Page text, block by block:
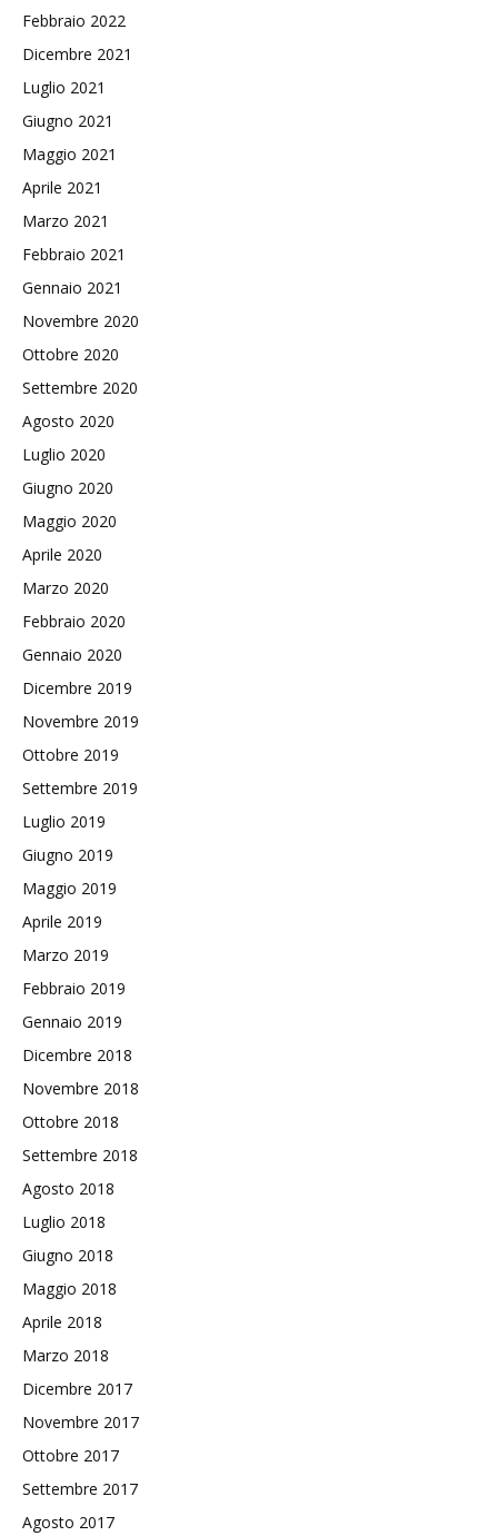
Febbraio 2022
Dicembre 2021
Luglio 2021
Giugno 2021
Maggio 2021
Aprile 2021
Marzo 2021
Febbraio 2021
Gennaio 2021
Novembre 2020
Ottobre 2020
Settembre 2020
Agosto 2020
Luglio 2020
Giugno 2020
Maggio 2020
Aprile 2020
Marzo 2020
Febbraio 2020
Gennaio 2020
Dicembre 2019
Novembre 2019
Ottobre 2019
Settembre 2019
Luglio 2019
Giugno 2019
Maggio 2019
Aprile 2019
Marzo 2019
Febbraio 2019
Gennaio 2019
Dicembre 2018
Novembre 2018
Ottobre 2018
Settembre 2018
Agosto 2018
Luglio 2018
Giugno 2018
Maggio 2018
Aprile 2018
Marzo 2018
Dicembre 2017
Novembre 2017
Ottobre 2017
Settembre 2017
Agosto 2017